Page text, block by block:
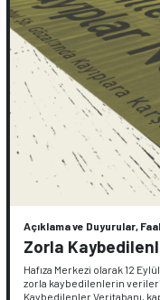
Açıklama ve Duyurular,
Zorla
Hafıza Merkezi olarak 12
zorla kaybedilenlerin
Kaybedilenler Veritabanı,